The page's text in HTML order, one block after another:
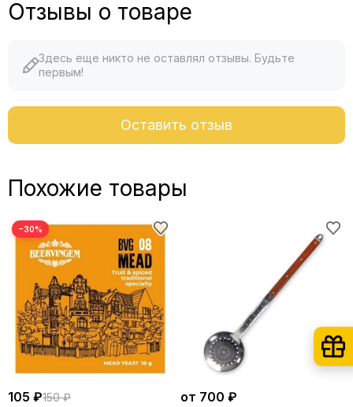
Отзывы о товаре
Здесь еще никто не оставлял отзывы. Будьте
первым!
Оставить отзыв
Похожие товары
−30%
105 ₽150 ₽
от 700 ₽